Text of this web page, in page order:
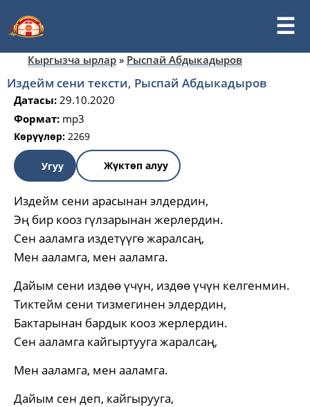
Кыргызча ырлар » Рыспай Абдыкадыров
Издейм сени тексти, Рыспай Абдыкадыров
Датасы: 29.10.2020
Формат: mp3
Көрүүлөр: 2269
Угуу Жүктөп алуу
Издейм сени арасынан элдердин,
Эң бир кооз гүлзарынан жерлердин.
Сен ааламга издетүүгө жаралсаң,
Мен ааламга, мен ааламга.
Дайым сени издөө үчүн, издөө үчүн келгенмин.
Тиктейм сени тизмегинен элдердин,
Бактарынан бардык кооз жерлердин.
Сен ааламга кайгыртууга жаралсаң,
Мен ааламга, мен ааламга.
Дайым сен деп, кайгырууга,